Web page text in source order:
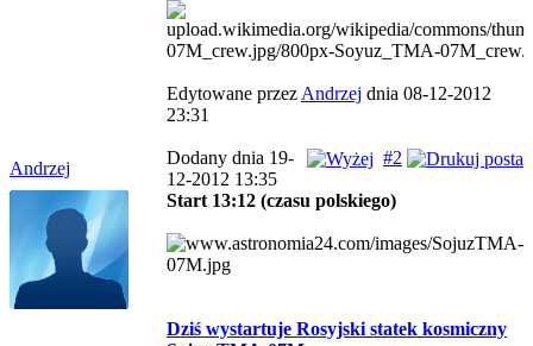
Edytowane przez Andrzej dnia 08-12-2012
23:31
Andrzej
#2
Dodany dnia 19-
12-2012 13:35
Start 13:12 (czasu polskiego)
Dziś wystartuje Rosyjski statek kosmiczny